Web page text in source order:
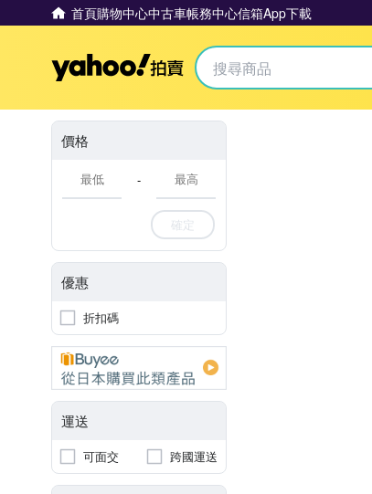
首頁購物中心中古車帳務中心信箱App下載
Yahoo拍賣
價格
-
確定
優惠
折扣碼
運送
可面交 跨國運送